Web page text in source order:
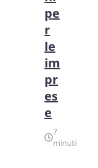
pe
r
le
im
pr
es
e
7
minuti